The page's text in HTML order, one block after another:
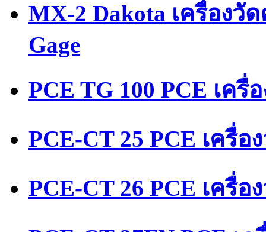
MX-2 Dakota เครื่องวั
Gage
PCE TG 100 PCE เค
PCE-CT 25 PCE เครื่
PCE-CT 26 PCE เครื่